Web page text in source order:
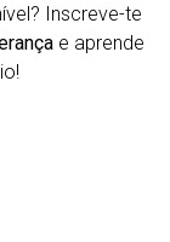
Inscreve-te
e aprende